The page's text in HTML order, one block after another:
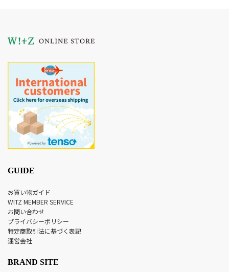
GUIDE
お買い物ガイド
WITZ MEMBER SERVICE
お問い合わせ
プライバシーポリシー
特定商取引法に基づく表記
運営会社
BRAND SITE